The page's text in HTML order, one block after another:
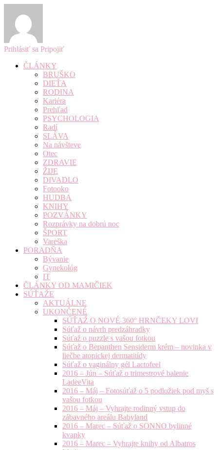
Prihlásiť sa Pripojiť
ČLÁNKY
BRUŠKO
DIEŤA
RODINA
Kariéra
Prehľad
PSYCHOLOGIA
Radí
SLÁVA
Na návšteve
Otec
ZDRAVIE
ŽIJE
DIVADLO
Fotooko
HUDBA
KNIHY
POZVÁNKY
Rozprávky na dobrú noc
ŠPORT
Vareška
PORADŇA
Bývanie
Gynekológ
IT
ČLÁNKY OD MAMIČIEK
SÚŤAŽE
AKTUÁLNE
UKONČENÉ
SÚŤAŽ O NOVÉ 360° HRNČEKY LOVI
Súťaž o návrh predzáhradky
Súťaž o puzzle s vašou fotkou
Súťaž o Bepanthen Sensiderm krém – novinka v
liečbe atopickej dermatitídy
Súťaž o vaginálny gél Lactofeel
2016 – Jún – Súťaž o trimestrové balenie
LadeeVita
2016 – Máj – Fotosúťaž o 5 podložiek pod myš s
vašou fotkou
2016 – Máj – Vyhrajte rodinný vstup do
zábavného areálu Babyland
2016 – Marec – Súťaž o SONNO bylinné
kvapky
2016 – Marec – Vyhrajte knihy od Albatros